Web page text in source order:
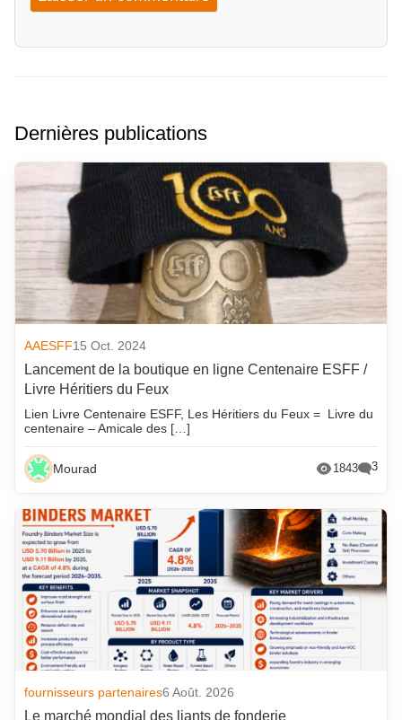
Dernières publications
AAESFF15 Oct. 2024
Lancement de la boutique en ligne Centenaire ESFF /
Livre Héritiers du Feux
Lien Livre Centenaire ESFF, Les Héritiers du Feux = Livre du
centenaire – Amicale des […]
Mourad 1843 3
fournisseurs partenaires6 Août. 2026
Le marché mondial des liants de fonderie